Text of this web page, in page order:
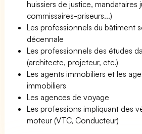
huissiers de justice, mandataires
commissaires-priseurs...)
Les professionnels du bâtiment
décennale
Les professionnels des études
(architecte, projeteur, etc.)
Les agents immobiliers et les
immobiliers
Les agences de voyage
Les professions impliquant des
moteur (VTC, Conducteur)